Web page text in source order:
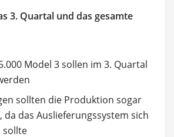
3. Quartal und das gesamte
Model 3 sollen im 3. Quartal
sollten die Produktion sogar
da das Auslieferungssystem sich
sollte